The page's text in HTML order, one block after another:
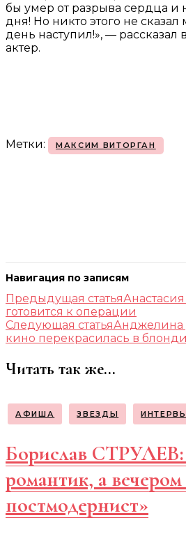
бы умер от разрыва сердца и
дня! Но никто этого не сказал
день наступил!», — рассказал
актер.
Метки: МАКСИМ ВИТОРГАН
Навигация по записям
Предыдущая статья
готовится к операции
Следующая статьяАнджелина
кино перекрасилась в
Читать так же...
АФИША ЗВЕЗДЫ
Борислав СТРУЛЕВ:
романтик, а
постмодернист»